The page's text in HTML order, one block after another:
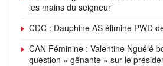
les mains du seigneur”
CDC : Dauphine AS élimine PWD
CAN Féminine : Valentine Nguélé
question « gênante » sur le